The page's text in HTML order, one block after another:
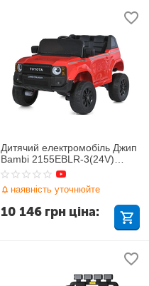
Дитячий електромобіль Джип
Bambi 2155EBLR-3(24V)
Toyota
наявність уточнюйте
10 146 грн ціна: